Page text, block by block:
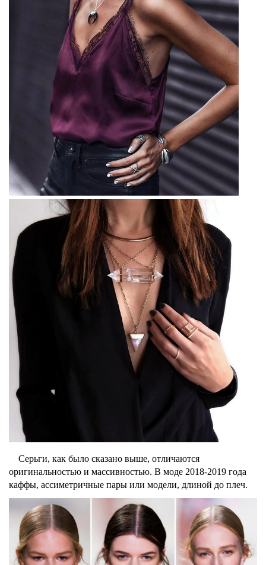
Серьги, как было сказано выше, отличаются
оригинальностью и массивностью. В моде 2018-2019 года
каффы, ассиметричные пары или модели, длиной до плеч.